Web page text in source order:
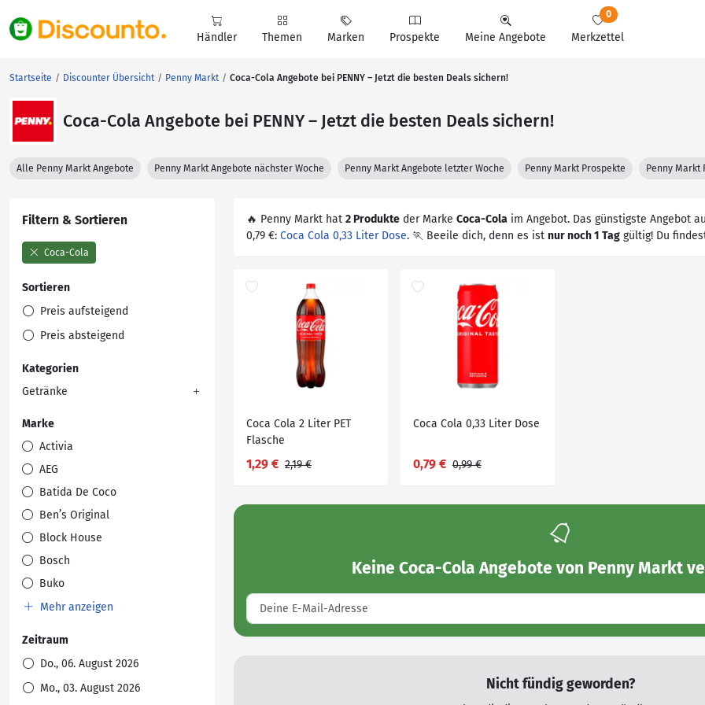
Händler Themen Marken Prospekte Meine Angebote Merkzettel
0
Startseite Discounter Übersicht Penny Markt Coca-Cola Angebote bei PENNY – Jetzt die besten Deals sichern!
Coca-Cola Angebote bei PENNY – Jetzt die besten Deals sichern!
Alle Penny Markt Angebote Penny Markt Angebote nächster Woche Penny Markt Angebote letzter Woche Penny Markt Prospekte Penny Markt
Filtern & Sortieren
Coca-Cola
Sortieren
Preis aufsteigend
Preis absteigend
Kategorien
Getränke
Marke
Activia
AEG
Batida De Coco
Ben’s Original
Block House
Bosch
Buko
Mehr anzeigen
Zeitraum
Do., 06. August 2026
Mo., 03. August 2026
🔥 Penny Markt hat 2 Produkte der Marke Coca-Cola im Angebot. Das günstigste Angebot
0,79 €: Coca Cola 0,33 Liter Dose. 🏃 Beeile dich, denn es ist nur noch 1 Tag gültig! Du
Coca Cola 2 Liter PET
Flasche
1,29 € 2,19 €
Coca Cola 0,33 Liter Dose
0,79 € 0,99 €
Keine Coca-Cola Angebote von Penny Markt
Nicht fündig geworden?